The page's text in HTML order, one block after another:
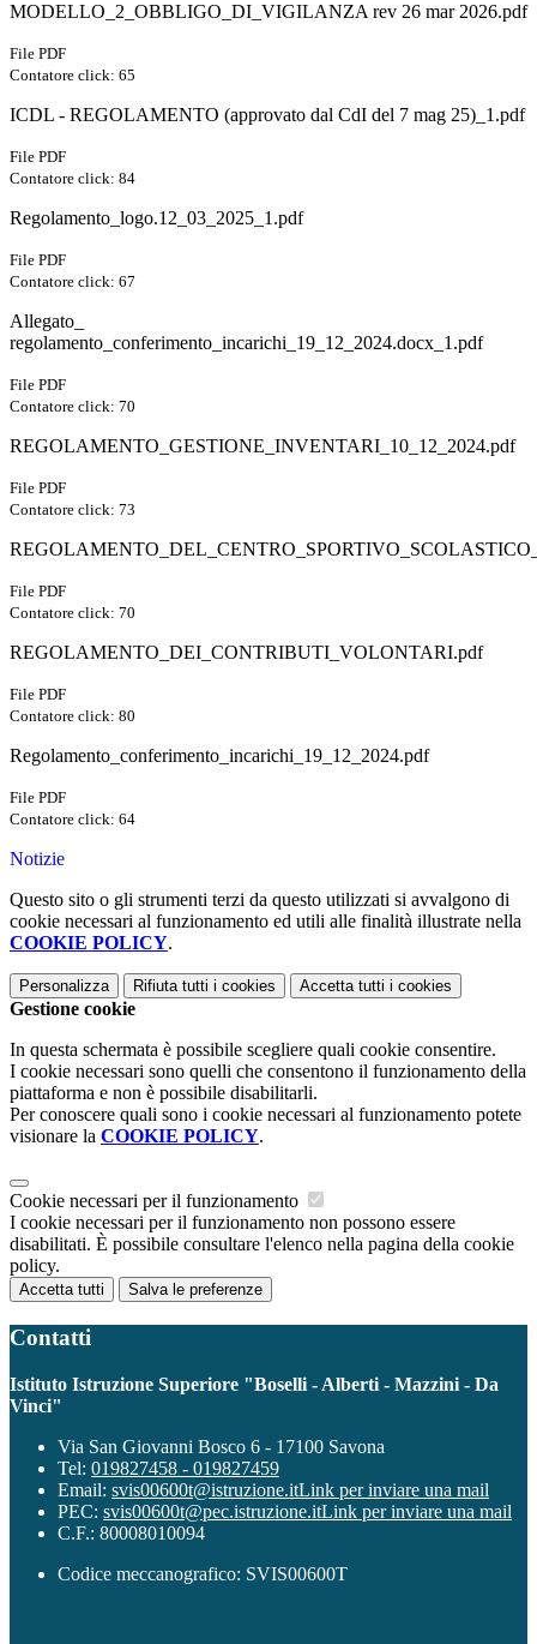
MODELLO_2_OBBLIGO_DI_VIGILANZA rev 26 mar 2026.pdf
File PDF
Contatore click: 65
ICDL - REGOLAMENTO (approvato dal CdI del 7 mag 25)_1.pdf
File PDF
Contatore click: 84
Regolamento_logo.12_03_2025_1.pdf
File PDF
Contatore click: 67
Allegato_
regolamento_conferimento_incarichi_19_12_2024.docx_1.pdf
File PDF
Contatore click: 70
REGOLAMENTO_GESTIONE_INVENTARI_10_12_2024.pdf
File PDF
Contatore click: 73
File PDF
Contatore click: 70
REGOLAMENTO_DEI_CONTRIBUTI_VOLONTARI.pdf
File PDF
Contatore click: 80
Regolamento_conferimento_incarichi_19_12_2024.pdf
File PDF
Contatore click: 64
Notizie
Questo sito o gli strumenti terzi da questo utilizzati si avvalgono di
cookie necessari al funzionamento ed utili alle finalità illustrate nella
COOKIE POLICY.
Personalizza Rifiuta tutti i cookies Accetta tutti i cookies
Gestione cookie
In questa schermata è possibile scegliere quali cookie consentire.
I cookie necessari sono quelli che consentono il funzionamento della
piattaforma e non è possibile disabilitarli.
Per conoscere quali sono i cookie necessari al funzionamento potete
visionare la COOKIE POLICY.
Cookie necessari per il funzionamento
I cookie necessari per il funzionamento non possono essere
disabilitati. È possibile consultare l'elenco nella pagina della cookie
policy.
Accetta tutti Salva le preferenze
Contatti
Istituto Istruzione Superiore "Boselli - Alberti - Mazzini - Da
Vinci"
Via San Giovanni Bosco 6 - 17100 Savona
Tel: 019827458 - 019827459
Email: svis00600t@istruzione.itLink per inviare una mail
PEC: svis00600t@pec.istruzione.itLink per inviare una mail
C.F.: 80008010094
Codice meccanografico: SVIS00600T